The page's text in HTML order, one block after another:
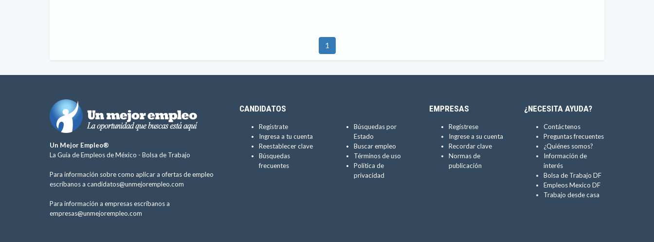
1
Un Mejor Empleo®
La Guía de Empleos de México - Bolsa de Trabajo
Para información sobre como aplicar a ofertas de empleo
escríbanos a candidatos@unmejorempleo.com
Para información a empresas escríbanos a
empresas@unmejorempleo.com
CANDIDATOS
Regístrate
Ingresa a tu cuenta
Reestablecer clave
Búsquedas
frecuentes
Búsquedas por
Estado
Buscar empleo
Términos de uso
Política de
privacidad
EMPRESAS
Regístrese
Ingrese a su cuenta
Recordar clave
Normas de
publicación
¿NECESITA AYUDA?
Contáctenos
Preguntas frecuentes
¿Quiénes somos?
Información de
interés
Bolsa de Trabajo DF
Empleos Mexico DF
Trabajo desde casa